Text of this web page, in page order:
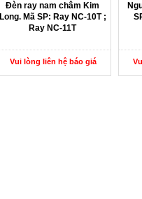
Đèn ray nam châm Kim
Long. Mã SP: Ray NC-10T ;
Ray NC-11T
Vui lòng liên hệ báo giá